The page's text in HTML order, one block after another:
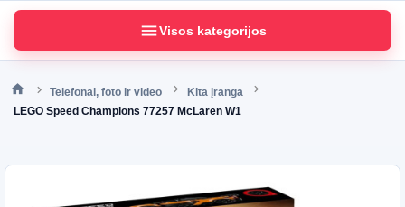
menuVisos kategorijos
Telefonai, foto ir video
Kita įranga
LEGO Speed Champions 77257 McLaren W1